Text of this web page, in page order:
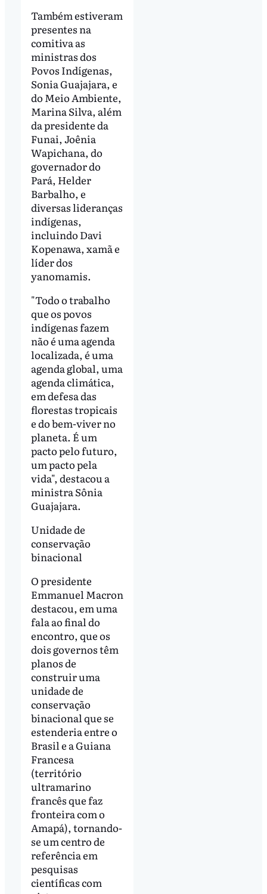
Também estiveram
presentes na
comitiva as
ministras dos
Povos Indígenas,
Sonia Guajajara, e
do Meio Ambiente,
Marina Silva, além
da presidente da
Funai, Joênia
Wapichana, do
governador do
Pará, Helder
Barbalho, e
diversas lideranças
indígenas,
incluindo Davi
Kopenawa, xamã e
líder dos
yanomamis.
"Todo o trabalho
que os povos
indígenas fazem
não é uma agenda
localizada, é uma
agenda global, uma
agenda climática,
em defesa das
florestas tropicais
e do bem-viver no
planeta. É um
pacto pelo futuro,
um pacto pela
vida", destacou a
ministra Sônia
Guajajara.
Unidade de
conservação
binacional
O presidente
Emmanuel Macron
destacou, em uma
fala ao final do
encontro, que os
dois governos têm
planos de
construir uma
unidade de
conservação
binacional que se
estenderia entre o
Brasil e a Guiana
Francesa
(território
ultramarino
francês que faz
fronteira com o
Amapá), tornando-
se um centro de
referência em
pesquisas
científicas com